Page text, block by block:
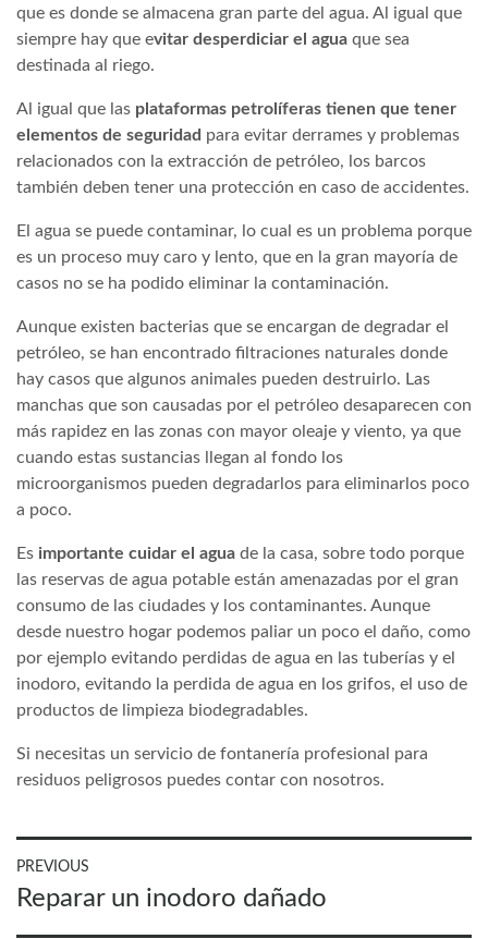
que es donde se almacena gran parte del agua. Al igual que
siempre hay que evitar desperdiciar el agua que sea
destinada al riego.
Al igual que las plataformas petrolíferas tienen que tener
elementos de seguridad para evitar derrames y problemas
relacionados con la extracción de petróleo, los barcos
también deben tener una protección en caso de accidentes.
El agua se puede contaminar, lo cual es un problema porque
es un proceso muy caro y lento, que en la gran mayoría de
casos no se ha podido eliminar la contaminación.
Aunque existen bacterias que se encargan de degradar el
petróleo, se han encontrado filtraciones naturales donde
hay casos que algunos animales pueden destruirlo. Las
manchas que son causadas por el petróleo desaparecen con
más rapidez en las zonas con mayor oleaje y viento, ya que
cuando estas sustancias llegan al fondo los
microorganismos pueden degradarlos para eliminarlos poco
a poco.
Es importante cuidar el agua de la casa, sobre todo porque
las reservas de agua potable están amenazadas por el gran
consumo de las ciudades y los contaminantes. Aunque
desde nuestro hogar podemos paliar un poco el daño, como
por ejemplo evitando perdidas de agua en las tuberías y el
inodoro, evitando la perdida de agua en los grifos, el uso de
productos de limpieza biodegradables.
Si necesitas un servicio de fontanería profesional para
residuos peligrosos puedes contar con nosotros.
Navegación
de
PREVIOUS
Previous
post:
Reparar un inodoro dañado